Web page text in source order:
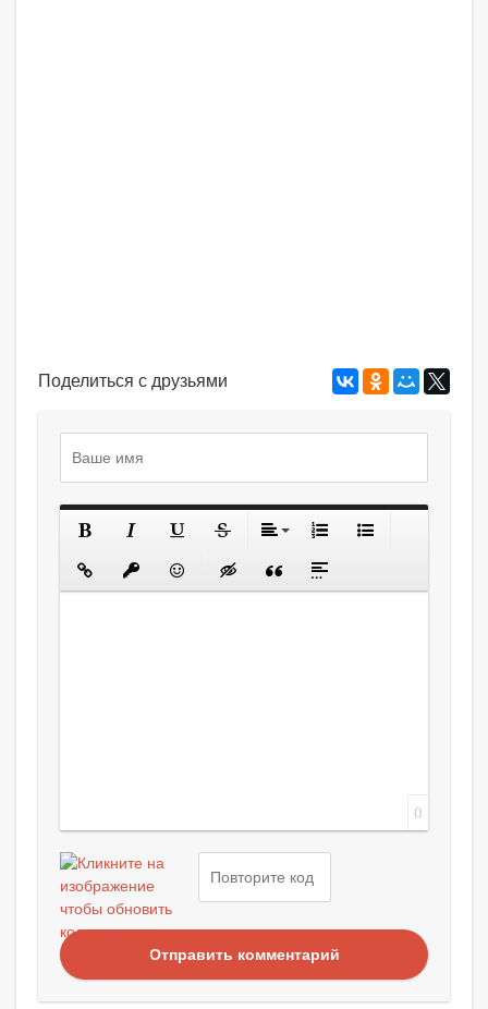
Поделиться с друзьями
0
Отправить комментарий